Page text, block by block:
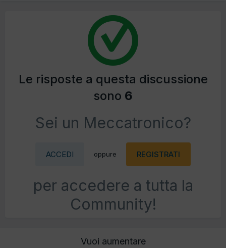
Le risposte a questa discussione
sono 6
Sei un Meccatronico?
ACCEDI oppure REGISTRATI
per accedere a tutta la
Community!
Vuoi aumentare